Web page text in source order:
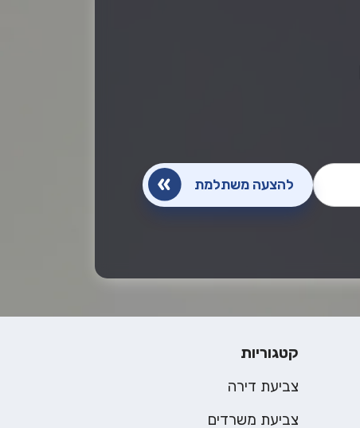
קטגוריות
צביעת דירה
צביעת משרדים